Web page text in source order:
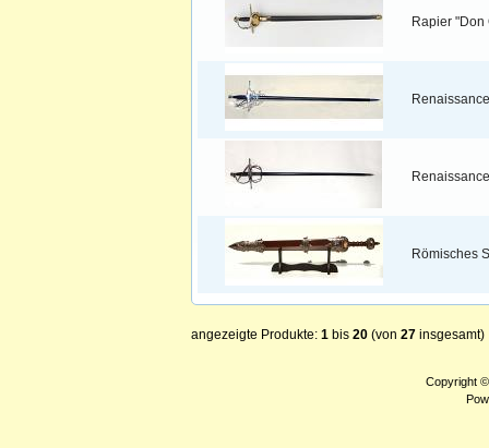
Rapier "Don
Römisches
angezeigte Produkte: 1 bis 20 (von 27 insgesamt)
Copyright